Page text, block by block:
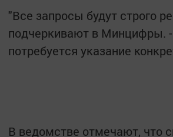
"Все запросы будут строго
подчеркивают в Минцифры.
потребуется указание
В ведомстве отмечают, что